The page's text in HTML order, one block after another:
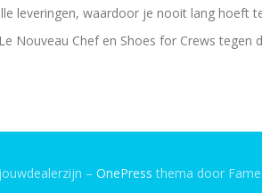
leveringen, waardoor je nooit lang hoeft
Nouveau Chef en Shoes for Crews tegen
– OnePress thema door